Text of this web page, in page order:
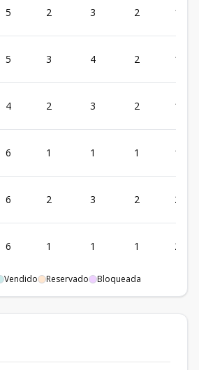
5 2 3 2 155
5 3 4 2 178
4 2 3 2 164
6 1 1 1 189
6 2 3 2 293
6 1 1 1 208
6 3 3 2 311
Vendido Reservado Bloqueada